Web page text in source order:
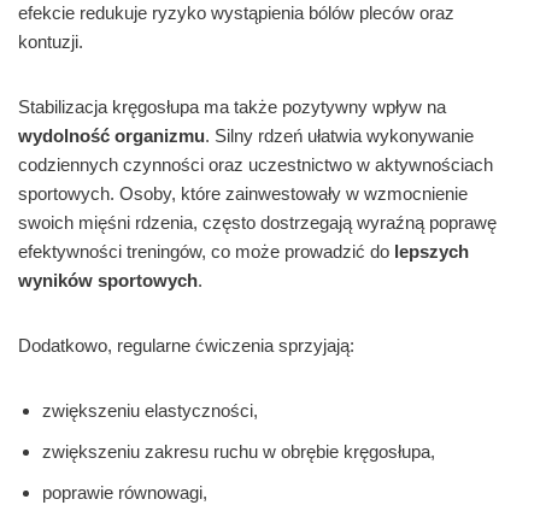
efekcie redukuje ryzyko wystąpienia bólów pleców oraz
kontuzji.
Stabilizacja kręgosłupa ma także pozytywny wpływ na
wydolność organizmu. Silny rdzeń ułatwia wykonywanie
codziennych czynności oraz uczestnictwo w aktywnościach
sportowych. Osoby, które zainwestowały w wzmocnienie
swoich mięśni rdzenia, często dostrzegają wyraźną poprawę
efektywności treningów, co może prowadzić do lepszych
wyników sportowych.
Dodatkowo, regularne ćwiczenia sprzyjają:
zwiększeniu elastyczności,
zwiększeniu zakresu ruchu w obrębie kręgosłupa,
poprawie równowagi,